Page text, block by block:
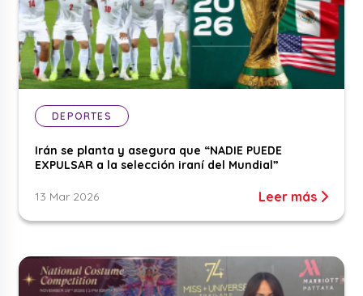
DEPORTES
Irán se planta y asegura que “NADIE PUEDE
EXPULSAR a la selección iraní del Mundial”
13 Mar 2026 Leer más